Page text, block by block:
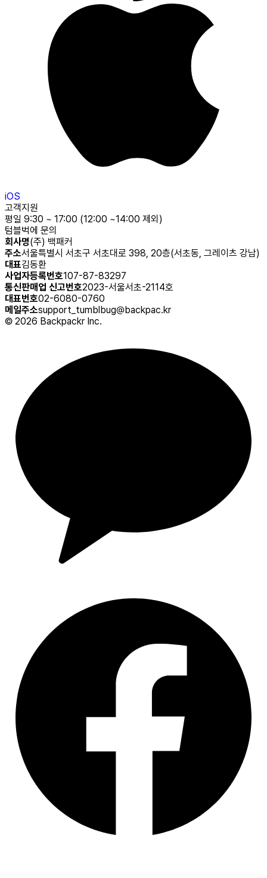
iOS
고객지원
평일 9:30 ~ 17:00 (12:00 ~14:00 제외)
텀블벅에 문의
회사명(주) 백패커
주소서울특별시 서초구 서초대로 398, 20층(서초동, 그레이츠 강남)
대표김동환
사업자등록번호107-87-83297
통신판매업 신고번호2023-서울서초-2114호
대표번호02-6080-0760
메일주소support_tumblbug@backpac.kr
© 2026 Backpackr Inc.